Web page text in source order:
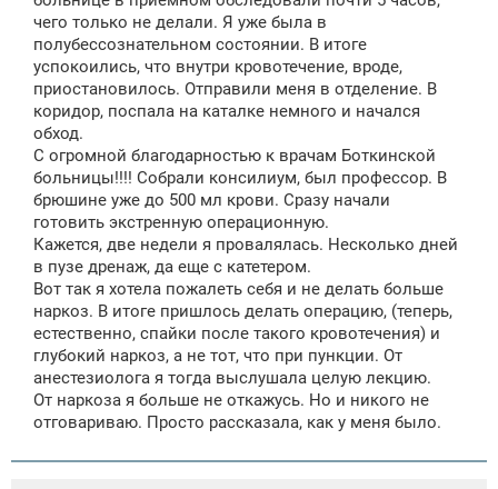
чего только не делали. Я уже была в
полубессознательном состоянии. В итоге
успокоились, что внутри кровотечение, вроде,
приостановилось. Отправили меня в отделение. В
коридор, поспала на каталке немного и начался
обход.
С огромной благодарностью к врачам Боткинской
больницы!!!! Собрали консилиум, был профессор. В
брюшине уже до 500 мл крови. Сразу начали
готовить экстренную операционную.
Кажется, две недели я провалялась. Несколько дней
в пузе дренаж, да еще с катетером.
Вот так я хотела пожалеть себя и не делать больше
наркоз. В итоге пришлось делать операцию, (теперь,
естественно, спайки после такого кровотечения) и
глубокий наркоз, а не тот, что при пункции. От
анестезиолога я тогда выслушала целую лекцию.
От наркоза я больше не откажусь. Но и никого не
отговариваю. Просто рассказала, как у меня было.